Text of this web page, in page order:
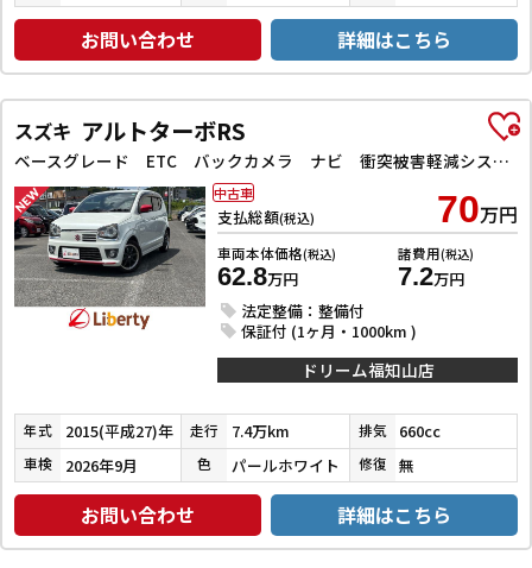
お問い合わせ 詳細はこちら
スズキ アルトターボRS
ベースグレード ETC バックカメラ ナビ 衝突被害軽減システム オートライト HID スマートキー アイドリングストップ 電動格納ミラー シートヒーター AT 盗難防止システム ABS ESC アルミホイール
支払総額(税込) 70万円
車両本体価格(税込)
62.8万円
諸費用(税込)
7.2万円
法定整備：整備付
保証付 (1ヶ月・1000km )
中古車
ドリーム福知山店
年式 2015(平成27)年 走行 7.4万km 排気 660cc
車検 2026年9月 色 パールホワイト 修復 無
お問い合わせ 詳細はこちら